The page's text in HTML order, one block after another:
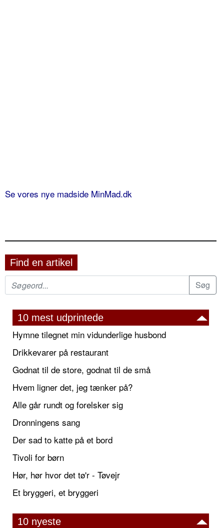
Se vores nye madside MinMad.dk
Find en artikel
10 mest udprintede
Hymne tilegnet min vidunderlige husbond
Drikkevarer på restaurant
Godnat til de store, godnat til de små
Hvem ligner det, jeg tænker på?
Alle går rundt og forelsker sig
Dronningens sang
Der sad to katte på et bord
Tivoli for børn
Hør, hør hvor det tø'r - Tøvejr
Et bryggeri, et bryggeri
10 nyeste